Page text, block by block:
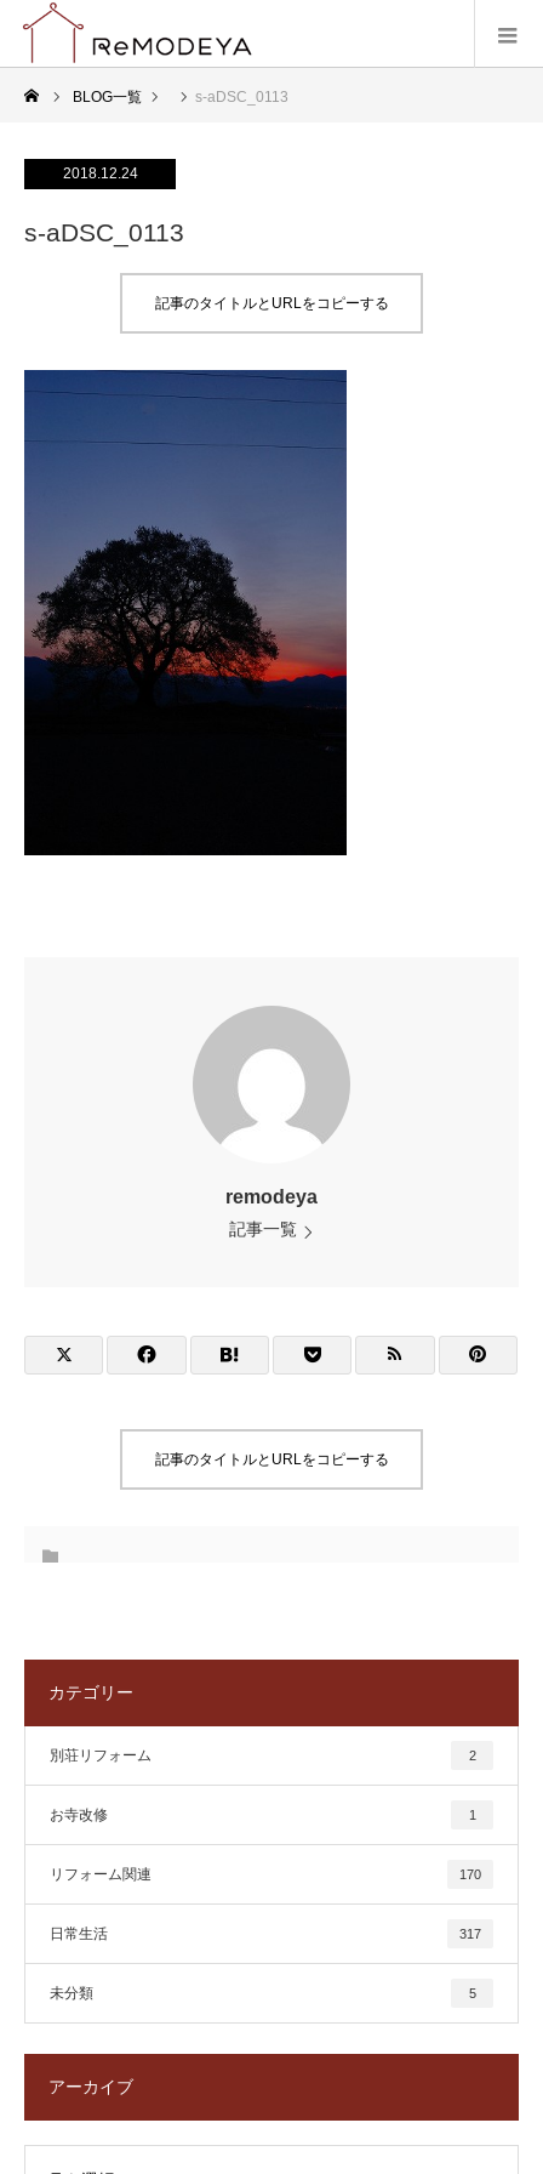
BLOG一覧 s-aDSC_0113
2018.12.24
s-aDSC_0113
記事のタイトルとURLをコピーする
remodeya
記事一覧
記事のタイトルとURLをコピーする
カテゴリー
別荘リフォーム 2
お寺改修 1
リフォーム関連 170
日常生活 317
未分類 5
アーカイブ